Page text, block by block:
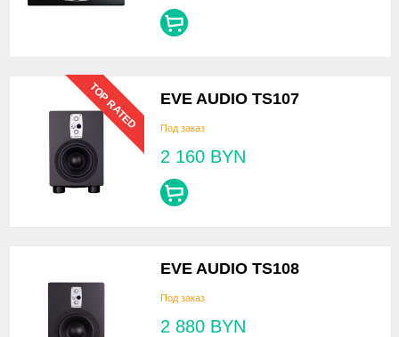
TOP RATED EVE AUDIO TS107
Под заказ
2 160 BYN
EVE AUDIO TS108
Под заказ
2 880 BYN